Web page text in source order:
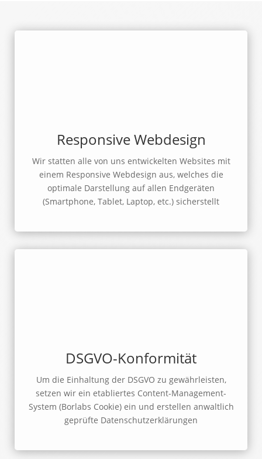
Responsive Webdesign
Wir statten alle von uns entwickelten Websites mit
einem Responsive Webdesign aus, welches die
optimale Darstellung auf allen Endgeräten
(Smartphone, Tablet, Laptop, etc.) sicherstellt
DSGVO-Konformität
Um die Einhaltung der DSGVO zu gewährleisten,
setzen wir ein etabliertes Content-Management-
System (Borlabs Cookie) ein und erstellen anwaltlich
geprüfte Datenschutzerklärungen